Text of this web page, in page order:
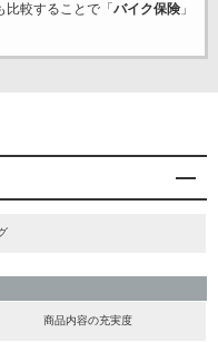
比較することで「 バイク保険」
商品内容の充実度